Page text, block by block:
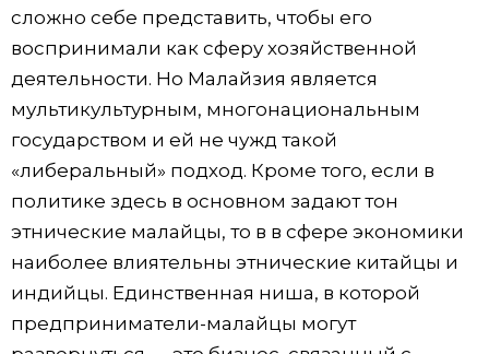
сложно себе представить, чтобы его
воспринимали как сферу хозяйственной
деятельности. Но Малайзия является
мультикультурным, многонациональным
государством и ей не чужд такой
«либеральный» подход. Кроме того, если в
политике здесь в основном задают тон
этнические малайцы, то в в сфере экономики
наиболее влиятельны этнические китайцы и
индийцы. Единственная ниша, в которой
предприниматели-малайцы могут